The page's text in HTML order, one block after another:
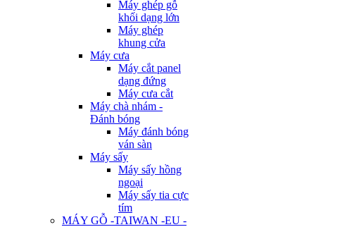
Máy ghép gỗ
khối dạng lớn
Máy ghép
khung cửa
Máy cưa
Máy cắt panel
dạng đứng
Máy cưa cắt
Máy chà nhám -
Đánh bóng
Máy đánh bóng
ván sàn
Máy sấy
Máy sấy hồng
ngoại
Máy sấy tia cực
tím
MÁY GỖ -TAIWAN -EU -